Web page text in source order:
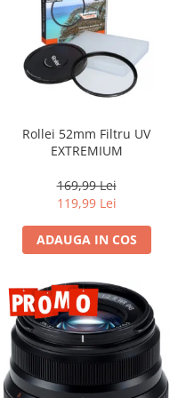
Rollei 52mm Filtru UV
EXTREMIUM
169,99 Lei
119,99 Lei
ADAUGA IN COS